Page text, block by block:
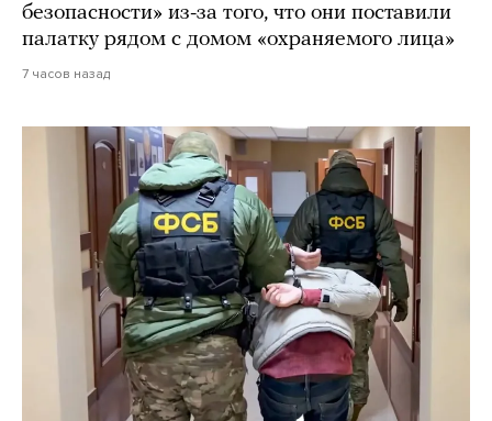
безопасности» из-за того, что они поставили
палатку рядом с домом «охраняемого лица»
7 часов назад